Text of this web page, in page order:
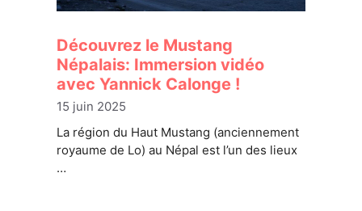
Découvrez le Mustang
Népalais: Immersion vidéo
avec Yannick Calonge !
15 juin 2025
La région du Haut Mustang (anciennement
royaume de Lo) au Népal est l’un des lieux
…